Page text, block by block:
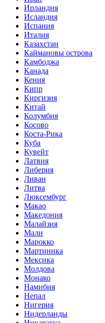
Ирландия
Исландия
Испания
Италия
Казахстан
Каймановы острова
Камбоджа
Канада
Кения
Кипр
Киргизия
Китай
Колумбия
Косово
Коста-Рика
Куба
Кувейт
Латвия
Либерия
Ливан
Литва
Люксембург
Макао
Македония
Малайзия
Мали
Марокко
Мартиника
Мексика
Молдова
Монако
Намибия
Непал
Нигерия
Нидерланды